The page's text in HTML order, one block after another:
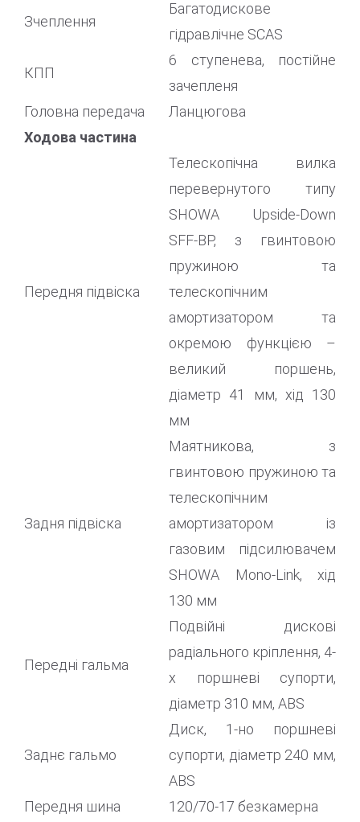
Зчеплення
Багатодискове
гідравлічне SCAS
КПП
6 ступенева, постійне
зачепленя
Головна передача
Ланцюгова
Ходова частина
Передня підвіска
Телескопічна вилка
перевернутого типу
SHOWA Upside-Down
SFF-BP, з гвинтовою
пружиною та
телескопічним
амортизатором та
окремою функцією –
великий поршень,
діаметр 41 мм, хід 130
мм
Задня підвіска
Маятникова, з
гвинтовою пружиною та
телескопічним
амортизатором із
газовим підсилювачем
SHOWA Mono-Link, хід
130 мм
Передні гальма
Подвійні дискові
радіального кріплення, 4-
x поршневі супорти,
діаметр 310 мм, ABS
Заднє гальмо
Диск, 1-но поршневі
супорти, діаметр 240 мм,
ABS
Передня шина
120/70-17 безкамерна